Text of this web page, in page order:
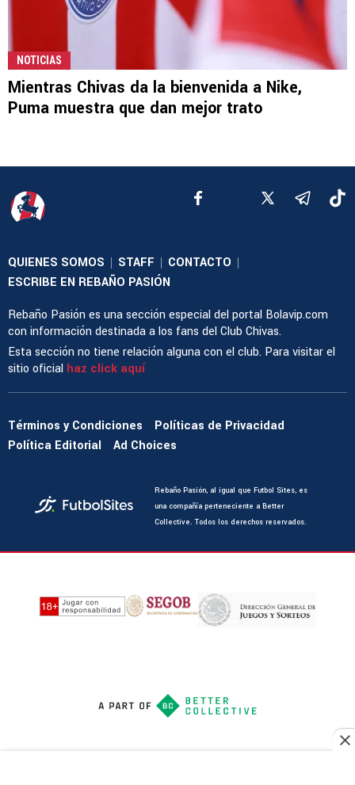
NOTICIAS
Mientras Chivas da la bienvenida a Nike,
Puma muestra que dan mejor trato
QUIENES SOMOS | STAFF | CONTACTO |
ESCRIBE EN REBAÑO PASIÓN
Rebaño Pasión es una sección especial del portal Bolavip.com
con información destinada a los fans del Club Chivas.
Esta sección no tiene relación alguna con el club. Para visitar el
sitio oficial haz click aquí
Términos y Condiciones
Políticas de Privacidad
Política Editorial
Ad Choices
Rebaño Pasión, al igual que Futbol Sites, es
una compañía perteneciente a Better
Collective. Todos los derechos reservados.